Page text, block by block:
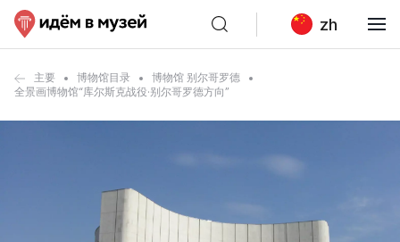
zh
主要 博物馆目录
博物馆 别尔哥罗德
全景画博物馆“库尔斯克战役·别尔哥罗德方向”